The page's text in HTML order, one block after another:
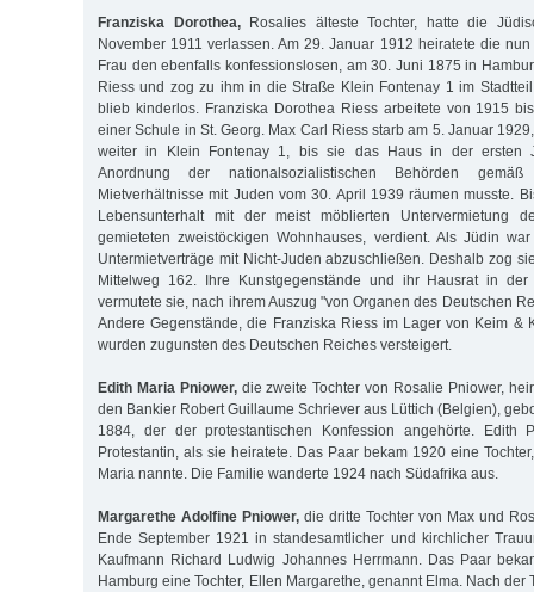
Franziska Dorothea,Rosalies älteste Tochter, hatte die
November 1911 verlassen. Am 29. Januar 1912 heiratete die
Frau den ebenfalls konfessionslosen, am 30. Juni 1875 in
Riess und zog zu ihm in die Straße Klein Fontenay 1 im
blieb kinderlos. Franziska Dorothea Riess arbeitete von 1915
einer Schule in St. Georg. Max Carl Riess starb am 5. Januar
weiter in Klein Fontenay 1, bis sie das Haus in der ersten
Anordnung der nationalsozialistischen Behörden
Mietverhältnisse mit Juden vom 30. April 1939 räumen musste.
Lebensunterhalt mit der meist möblierten Untervermietung
gemieteten zweistöckigen Wohnhauses, verdient. Als Jüdin
Untermietverträge mit Nicht-Juden abzuschließen. Deshalb zog
Mittelweg 162. Ihre Kunstgegenstände und ihr Hausrat in
vermutete sie, nach ihrem Auszug "von Organen des Deutschen
Andere Gegenstände, die Franziska Riess im Lager von Keim &
wurden zugunsten des Deutschen Reiches versteigert.
Edith Maria Pniower,die zweite Tochter von Rosalie Pniower,
den Bankier Robert Guillaume Schriever aus Lüttich (Belgien),
1884, der der protestantischen Konfession angehörte. Edith
Protestantin, als sie heiratete. Das Paar bekam 1920 eine
Maria nannte. Die Familie wanderte 1924 nach Südafrika aus.
Margarethe Adolfine Pniower, die dritte Tochter von Max und
Ende September 1921 in standesamtlicher und kirchlicher
Kaufmann Richard Ludwig Johannes Herrmann. Das Paar
Hamburg eine Tochter, Ellen Margarethe, genannt Elma. Nach der